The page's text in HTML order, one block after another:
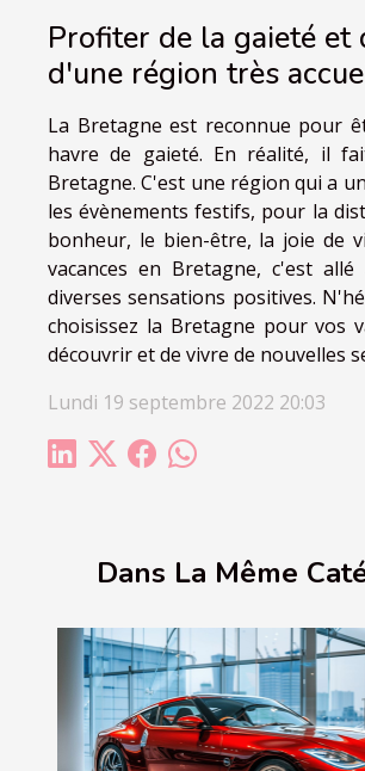
Dans La Même
Profiter de la gaieté et
d'une région très
La Bretagne est reconnue pour
havre de gaieté. En réalité, il
Bretagne. C'est une région qui a
les évènements festifs, pour la
bonheur, le bien-être, la joie de
vacances en Bretagne, c'est
diverses sensations positives.
choisissez la Bretagne pour vos
découvrir et de vivre de nouvelles
Lundi 19 septembre 2022 20:03